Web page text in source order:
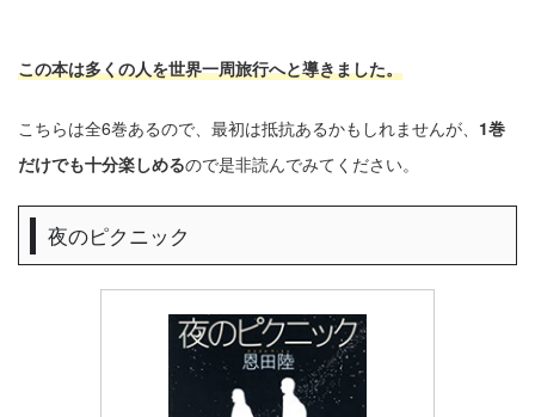
この本は多くの人を世界一周旅行へと導きました。
こちらは全6巻あるので、最初は抵抗あるかもしれませんが、 1巻
だけでも十分楽しめるので是非読んでみてください。
夜のピクニック